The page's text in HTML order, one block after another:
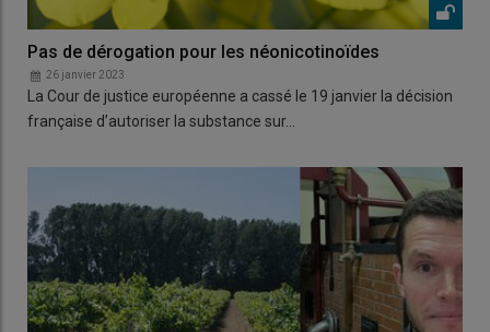
Pas de dérogation pour les néonicotinoïdes
26 janvier 2023
La Cour de justice européenne a cassé le 19 janvier la décision
française d’autoriser la substance sur…